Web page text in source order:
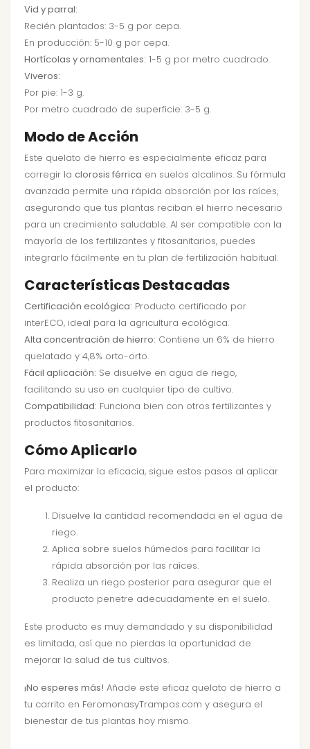
Vid y parral:
Recién plantados: 3-5 g por cepa.
En producción: 5-10 g por cepa.
Hortícolas y ornamentales: 1-5 g por metro cuadrado.
Viveros:
Por pie: 1-3 g.
Por metro cuadrado de superficie: 3-5 g.
Modo de Acción
Este quelato de hierro es especialmente eficaz para
corregir la clorosis férrica en suelos alcalinos. Su fórmula
avanzada permite una rápida absorción por las raíces,
asegurando que tus plantas reciban el hierro necesario
para un crecimiento saludable. Al ser compatible con la
mayoría de los fertilizantes y fitosanitarios, puedes
integrarlo fácilmente en tu plan de fertilización habitual.
Características Destacadas
Certificación ecológica: Producto certificado por
interECO, ideal para la agricultura ecológica.
Alta concentración de hierro: Contiene un 6% de hierro
quelatado y 4,8% orto-orto.
Fácil aplicación: Se disuelve en agua de riego,
facilitando su uso en cualquier tipo de cultivo.
Compatibilidad: Funciona bien con otros fertilizantes y
productos fitosanitarios.
Cómo Aplicarlo
Para maximizar la eficacia, sigue estos pasos al aplicar
el producto:
Disuelve la cantidad recomendada en el agua de
riego.
Aplica sobre suelos húmedos para facilitar la
rápida absorción por las raíces.
Realiza un riego posterior para asegurar que el
producto penetre adecuadamente en el suelo.
Este producto es muy demandado y su disponibilidad
es limitada, así que no pierdas la oportunidad de
mejorar la salud de tus cultivos.
¡No esperes más! Añade este eficaz quelato de hierro a
tu carrito en FeromonasyTrampas.com y asegura el
bienestar de tus plantas hoy mismo.